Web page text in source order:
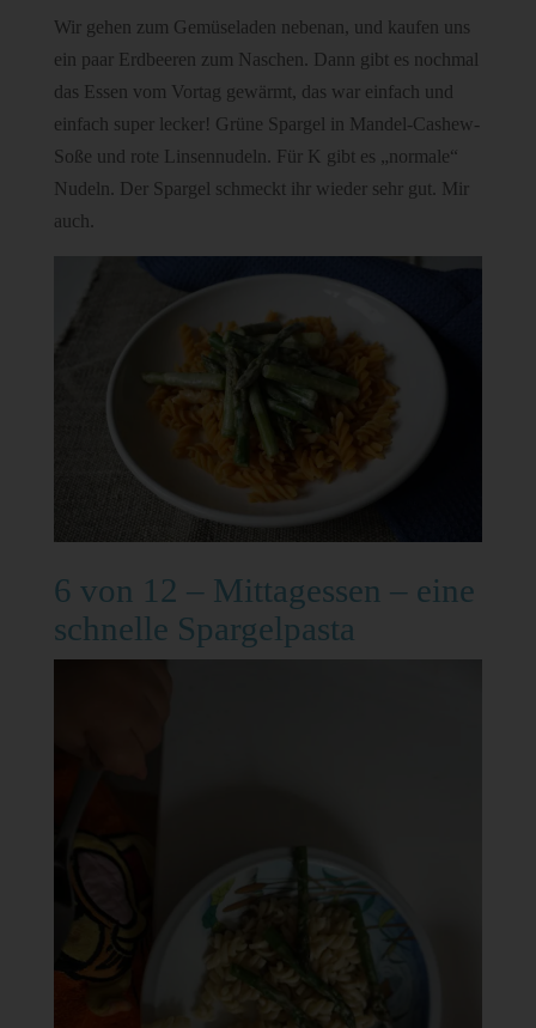
Wir gehen zum Gemüseladen nebenan, und kaufen uns
ein paar Erdbeeren zum Naschen. Dann gibt es nochmal
das Essen vom Vortag gewärmt, das war einfach und
einfach super lecker! Grüne Spargel in Mandel-Cashew-
Soße und rote Linsennudeln. Für K gibt es „normale“
Nudeln. Der Spargel schmeckt ihr wieder sehr gut. Mir
auch.
6 von 12 – Mittagessen – eine
schnelle Spargelpasta